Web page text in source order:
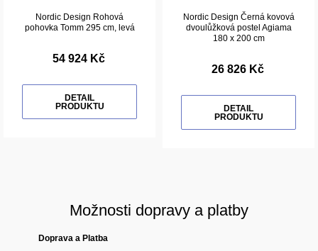
Nordic Design Rohová
pohovka Tomm 295 cm, levá
54 924 Kč
DETAIL
PRODUKTU
Nordic Design Černá kovová
dvoulůžková postel Agiama
180 x 200 cm
26 826 Kč
DETAIL
PRODUKTU
Možnosti dopravy a platby
Doprava a Platba